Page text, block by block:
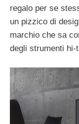
regalo per se
un pizzico di
marchio che sa
degli strumenti hi-